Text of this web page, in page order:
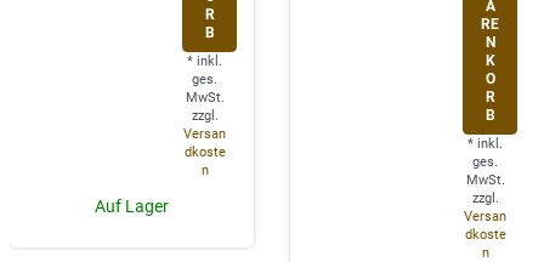
R
B
* inkl.
ges.
MwSt.
zzgl.
Versan
dkoste
n
Auf Lager
A
RE
N
K
O
R
B
* inkl.
ges.
MwSt.
zzgl.
Versan
dkoste
n